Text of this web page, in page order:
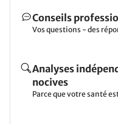
Conseils
Vos questions - des
Analyses
nocives
Parce que votre santé